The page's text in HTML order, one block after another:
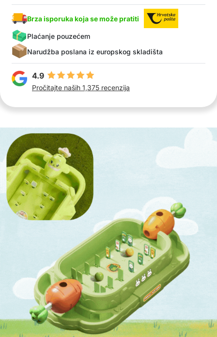
Brza isporuka koja se može pratiti
Plaćanje pouzećem
Narudžba poslana iz europskog skladišta
4.9
Pročitajte naših 1,375 recenzija